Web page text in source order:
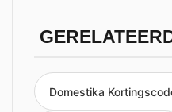
Domestika